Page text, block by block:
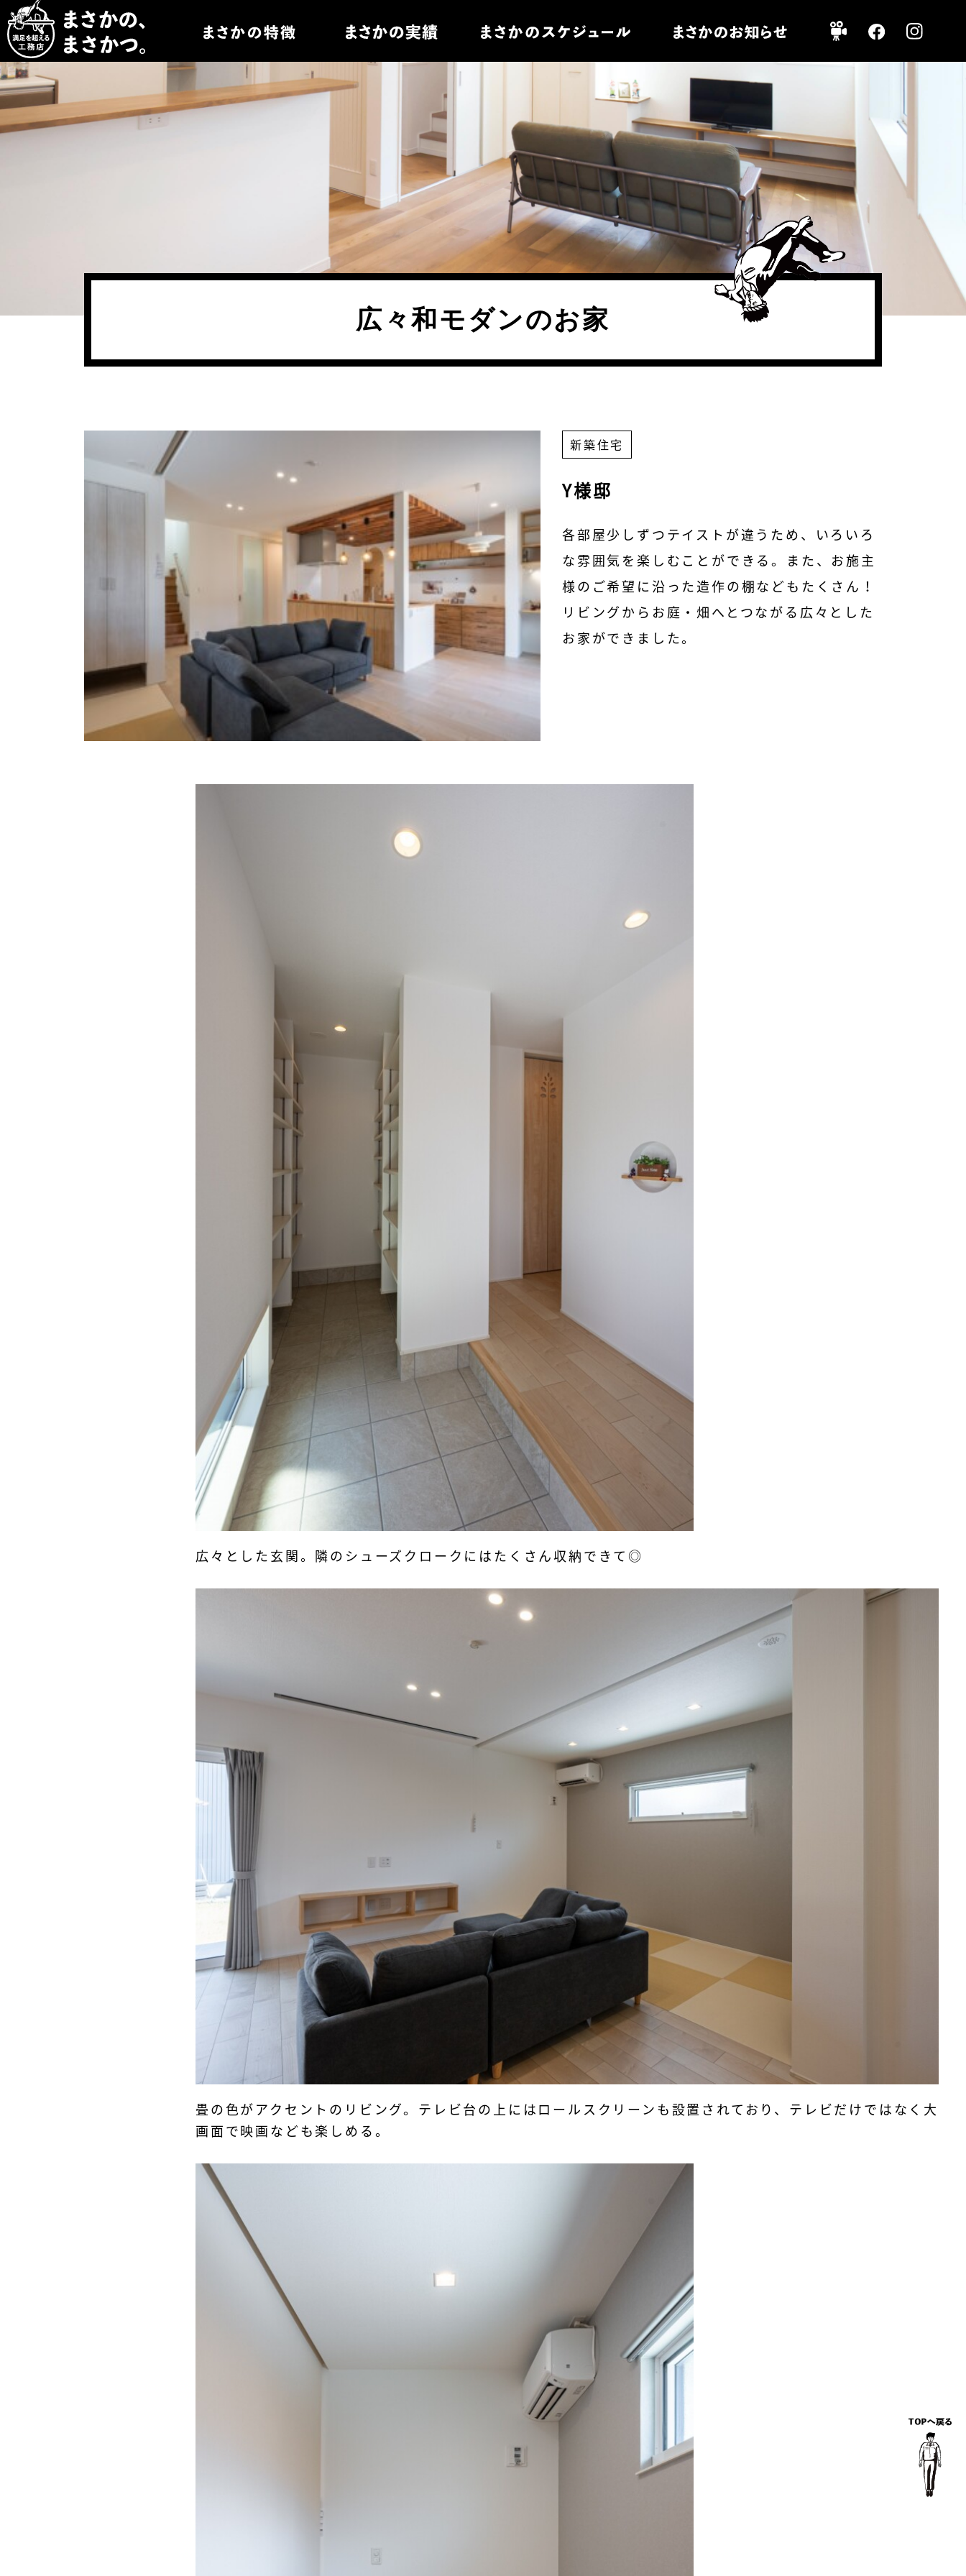
広々和モダンのお家
まさかつについて
まさかつのオリジナル家具
新築住宅
Y様邸
各部屋少しずつテイストが違うため、いろいろ
な雰囲気を楽しむことができる。また、お施主
様のご希望に沿った造作の棚などもたくさん！
リビングからお庭・畑へとつながる広々とした
お家ができました。
広々とした玄関。隣のシューズクロークにはたくさん収納できて◎
畳の色がアクセントのリビング。テレビ台の上にはロールスクリーンも設置されており、テレビだけではなく大
画面で映画なども楽しめる。